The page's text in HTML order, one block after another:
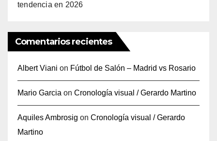
tendencia en 2026
Comentarios recientes
Albert Viani on Fútbol de Salón – Madrid vs Rosario
Mario Garcia on Cronología visual / Gerardo Martino
Aquiles Ambrosig on Cronología visual / Gerardo
Martino